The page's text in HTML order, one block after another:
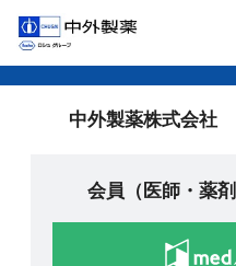
中外製薬株式会社
会員（医師・薬